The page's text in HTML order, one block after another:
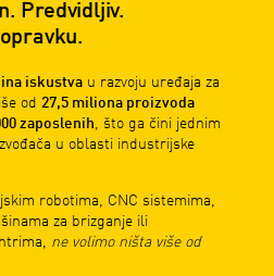
Predvidljiv.
iskustvau razvoju uređaja za
od 27,5 miliona proizvoda
zaposlenih, što ga čini jednim
u oblasti industrijske
robotima, CNC sistemima,
za brizganje ili
ne volimo ništa više od